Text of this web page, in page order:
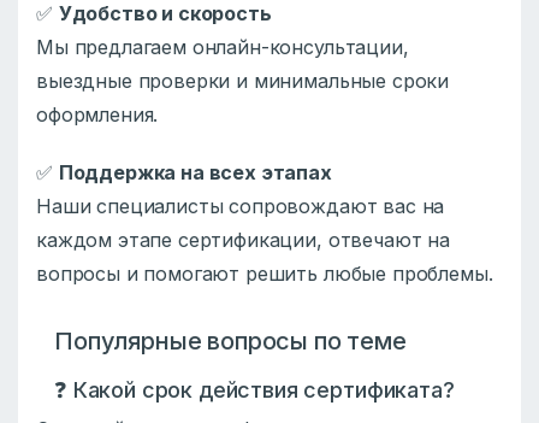
✅ Удобство и скорость
Мы предлагаем онлайн-консультации,
выездные проверки и минимальные сроки
оформления.
✅ Поддержка на всех этапах
Наши специалисты сопровождают вас на
каждом этапе сертификации, отвечают на
вопросы и помогают решить любые проблемы.
Популярные вопросы по теме
❓ Какой срок действия сертификата?